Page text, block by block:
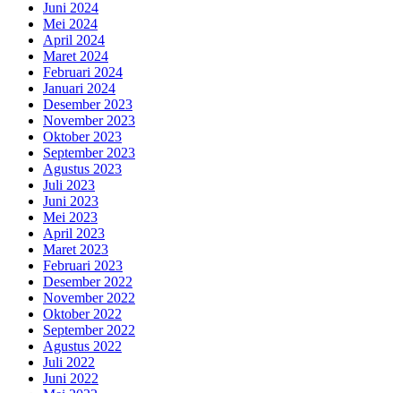
Juni 2024
Mei 2024
April 2024
Maret 2024
Februari 2024
Januari 2024
Desember 2023
November 2023
Oktober 2023
September 2023
Agustus 2023
Juli 2023
Juni 2023
Mei 2023
April 2023
Maret 2023
Februari 2023
Desember 2022
November 2022
Oktober 2022
September 2022
Agustus 2022
Juli 2022
Juni 2022